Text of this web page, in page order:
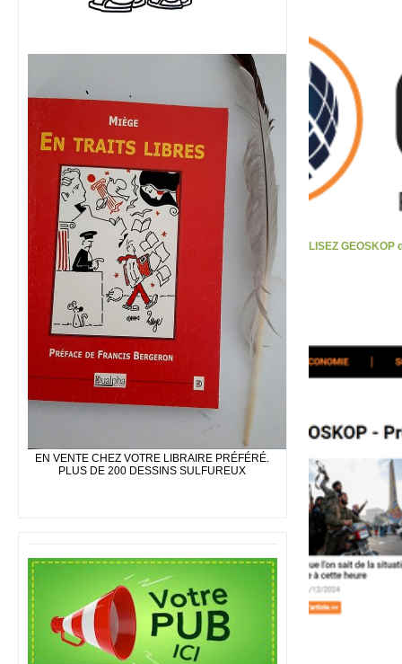
EN VENTE CHEZ VOTRE LIBRAIRE PRÉFÉRÉ.
PLUS DE 200 DESSINS SULFUREUX
LISEZ GEOSKOP